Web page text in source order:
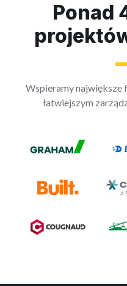
Ponad
Wspieramy największe
łatwiejszym